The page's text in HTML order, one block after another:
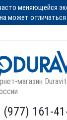
меняющейся
может
магазин
(977) 161-